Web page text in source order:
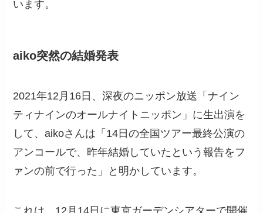
います。
aiko突然の結婚発表
2021年12月16日、深夜のニッポン放送「ナイン
ティナインのオールナイトニッポン」に生出演を
して、aikoさんは「14日の全国ツアー最終公演の
アンコールで、昨年結婚していたという報告をフ
ァンの前で行った」と明かしています。
これは、12月14日に東京ガーデンシアターで開催